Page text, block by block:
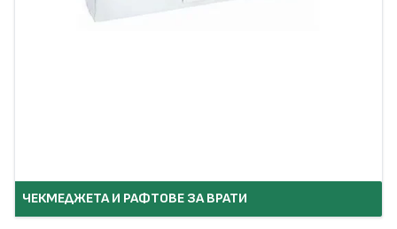
ЧЕКМЕДЖЕТА И РАФТОВЕ ЗА ВРАТИ